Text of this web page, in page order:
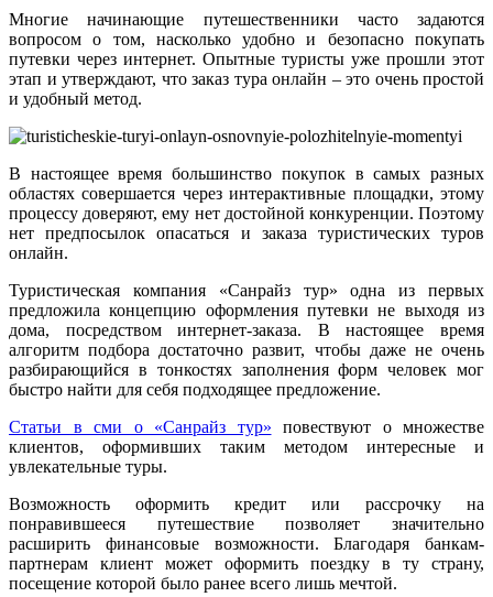
Многие начинающие путешественники часто задаются
вопросом о том, насколько удобно и безопасно покупать
путевки через интернет. Опытные туристы уже прошли этот
этап и утверждают, что заказ тура онлайн – это очень простой
и удобный метод.
В настоящее время большинство покупок в самых разных
областях совершается через интерактивные площадки, этому
процессу доверяют, ему нет достойной конкуренции. Поэтому
нет предпосылок опасаться и заказа туристических туров
онлайн.
Туристическая компания «Санрайз тур» одна из первых
предложила концепцию оформления путевки не выходя из
дома, посредством интернет-заказа. В настоящее время
алгоритм подбора достаточно развит, чтобы даже не очень
разбирающийся в тонкостях заполнения форм человек мог
быстро найти для себя подходящее предложение.
Статьи в сми о «Санрайз тур» повествуют о множестве
клиентов, оформивших таким методом интересные и
увлекательные туры.
Возможность оформить кредит или рассрочку на
понравившееся путешествие позволяет значительно
расширить финансовые возможности. Благодаря банкам-
партнерам клиент может оформить поездку в ту страну,
посещение которой было ранее всего лишь мечтой.